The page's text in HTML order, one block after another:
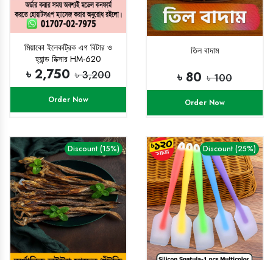
মিয়াকো ইলেকট্রিক এগ বিটার ও
হ্যান্ড মিক্সার HM-620
৳ 2,750 ৳ 3,200
Order Now
তিল বাদাম
৳ 80 ৳ 100
Order Now
Discount (15%) Discount (25%)